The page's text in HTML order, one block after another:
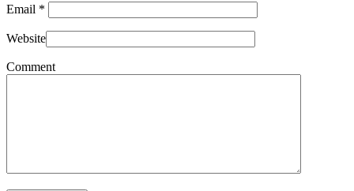
Email *
Website
Comment